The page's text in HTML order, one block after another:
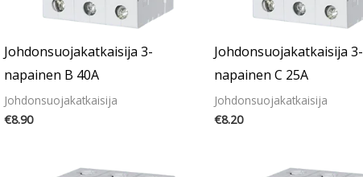
Johdonsuojakatkaisija 3-
napainen B 40A
Johdonsuojakatkaisija
€8.90
Johdonsuojakatkaisija 3-
napainen C 25A
Johdonsuojakatkaisija
€8.20